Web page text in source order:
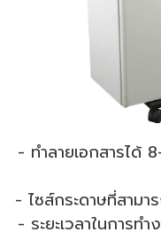
- ทำลายเอกสารได้
- ไซส์กระดาษที่สามา
- ระยะเวลาในการท